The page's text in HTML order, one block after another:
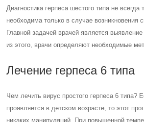
Диагностика герпеса шестого типа не всегда
необходима только в случае возникновения
Главной задачей врачей является
из этого, врачи определяют необходимые
Лечение герпеса 6 типа
Чем лечить вирус простого герпеса 6 типа?
проявляется в детском возрасте, то этот
никаких манипуляций. При повышенной